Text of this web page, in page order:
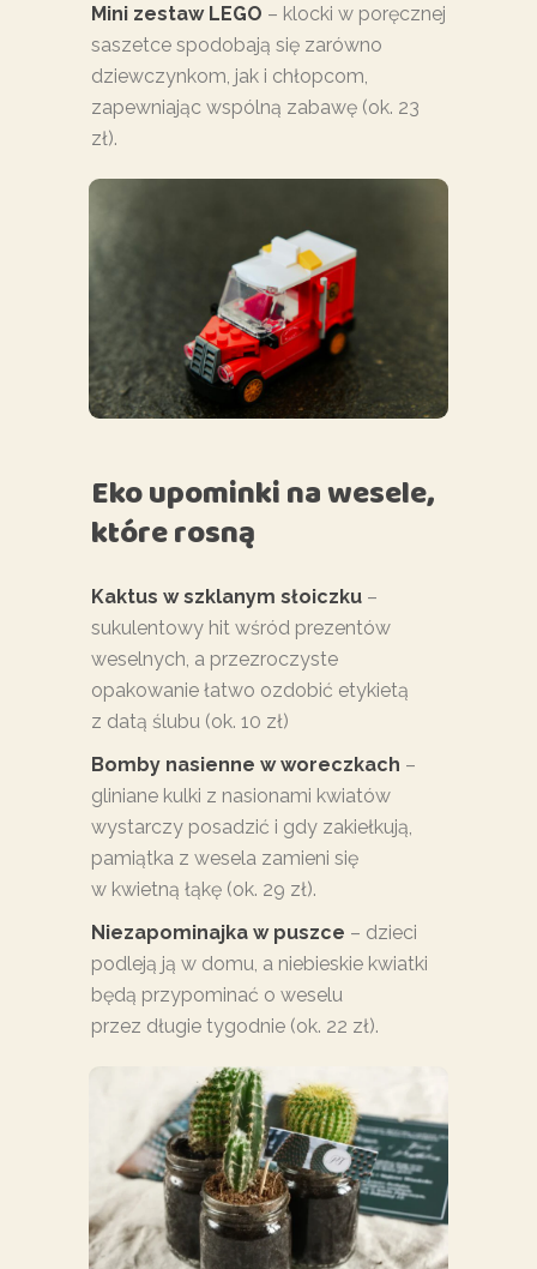
Mini zestaw LEGO – klocki w poręcznej
saszetce spodobają się zarówno
dziewczynkom, jak i chłopcom,
zapewniając wspólną zabawę (ok. 23
zł).
Eko upominki na wesele,
które rosną
Kaktus w szklanym słoiczku –
sukulentowy hit wśród prezentów
weselnych, a przezroczyste
opakowanie łatwo ozdobić etykietą
z datą ślubu (ok. 10 zł)
Bomby nasienne w woreczkach –
gliniane kulki z nasionami kwiatów
wystarczy posadzić i gdy zakiełkują,
pamiątka z wesela zamieni się
w kwietną łąkę (ok. 29 zł).
Niezapominajka w puszce – dzieci
podleją ją w domu, a niebieskie kwiatki
będą przypominać o weselu
przez długie tygodnie (ok. 22 zł).